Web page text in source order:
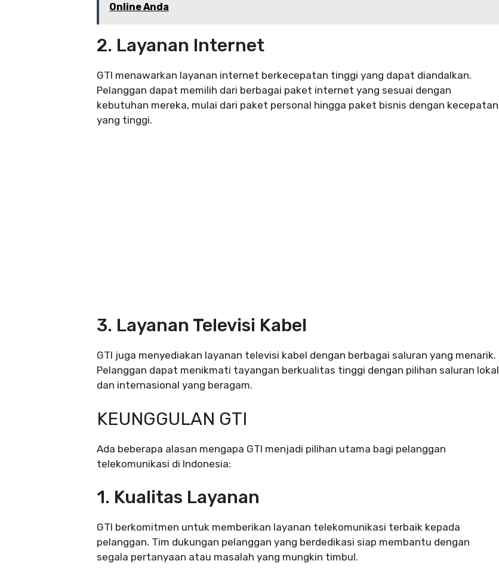
Online Anda
2. Layanan Internet
GTI menawarkan layanan internet berkecepatan tinggi yang dapat diandalkan.
Pelanggan dapat memilih dari berbagai paket internet yang sesuai dengan
kebutuhan mereka, mulai dari paket personal hingga paket bisnis dengan kecepatan
yang tinggi.
3. Layanan Televisi Kabel
GTI juga menyediakan layanan televisi kabel dengan berbagai saluran yang menarik.
Pelanggan dapat menikmati tayangan berkualitas tinggi dengan pilihan saluran lokal
dan internasional yang beragam.
KEUNGGULAN GTI
Ada beberapa alasan mengapa GTI menjadi pilihan utama bagi pelanggan
telekomunikasi di Indonesia:
1. Kualitas Layanan
GTI berkomitmen untuk memberikan layanan telekomunikasi terbaik kepada
pelanggan. Tim dukungan pelanggan yang berdedikasi siap membantu dengan
segala pertanyaan atau masalah yang mungkin timbul.